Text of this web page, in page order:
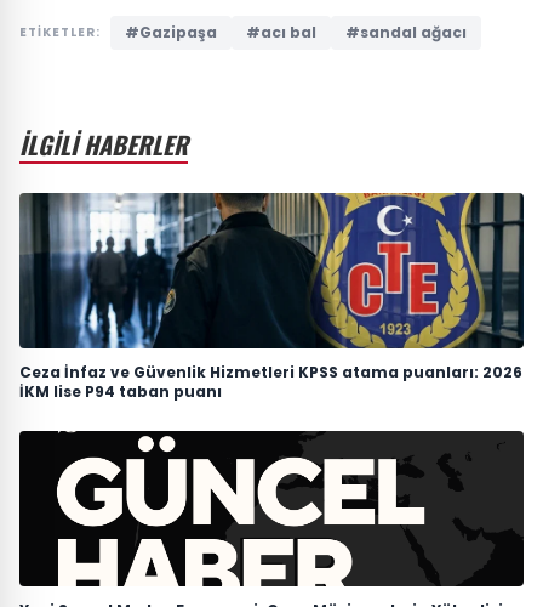
ETİKETLER: #Gazipaşa #acı bal #sandal ağacı
İLGİLİ HABERLER
Ceza İnfaz ve Güvenlik Hizmetleri KPSS atama puanları: 2026
İKM lise P94 taban puanı